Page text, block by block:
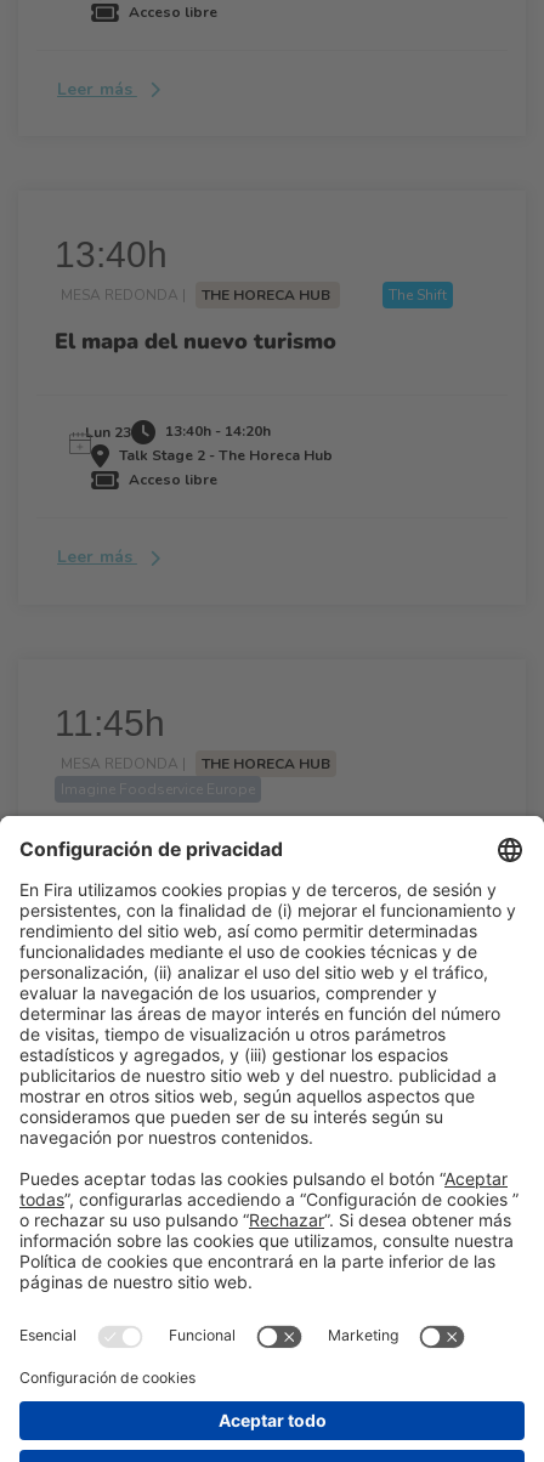
Acceso libre
Leer más
13:40h
MESA REDONDA | THE HORECA HUB The Shift
El mapa del nuevo turismo
Lun 23
13:40h - 14:20h
Talk Stage 2 - The Horeca Hub
Acceso libre
Leer más
11:45h
MESA REDONDA |
THE HORECA HUB
Imagine Foodservice Europe
El papel de las asociaciones
Mar 24
11:45h - 12:15h
Talk Stage 2 - The Horeca Hub
Acceso libre
Leer más
Información generalAviso legal
#ALIMENTARIA2028
en las redes sociales